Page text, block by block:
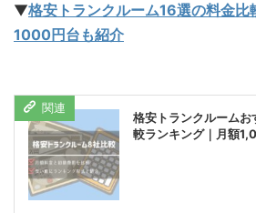
▼格安トランクルーム16選の料金比
1000円台も紹介
格安トランクルーム
較ランキング｜月額